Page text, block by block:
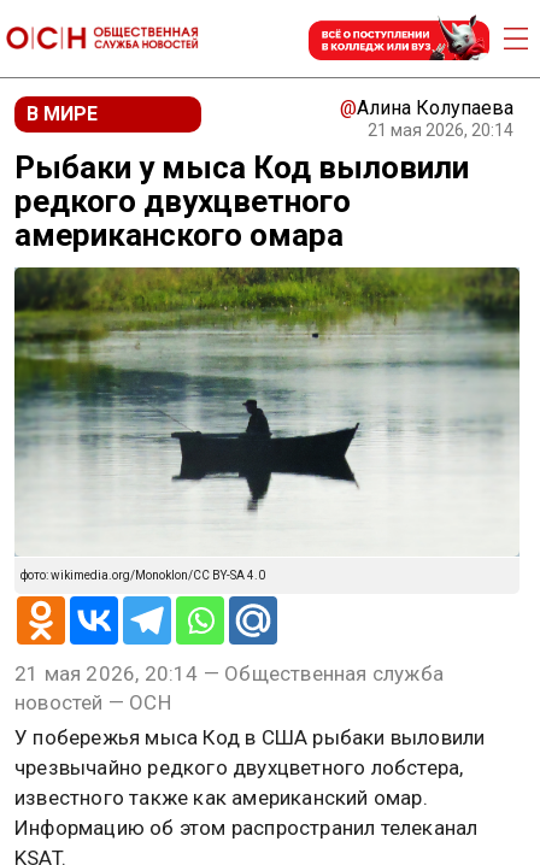
В МИРЕ @Алина Колупаева
21 мая 2026, 20:14
Рыбаки у мыса Код выловили
редкого двухцветного
американского омара
фото: wikimedia.org/Monoklon/CC BY-SA 4.0
21 мая 2026, 20:14 — Общественная служба
новостей — ОСН
У побережья мыса Код в США рыбаки выловили
чрезвычайно редкого двухцветного лобстера,
известного также как американский омар.
Информацию об этом распространил телеканал
KSAT.